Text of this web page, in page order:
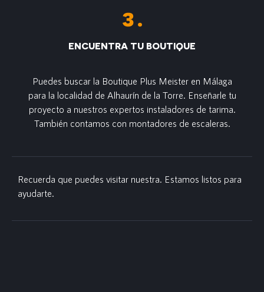
ENCUENTRA TU BOUTIQUE
Puedes buscar la Boutique Plus Meister en Málaga
para la localidad de Alhaurín de la Torre. Enseñarle tu
proyecto a nuestros expertos instaladores de tarima.
También contamos con montadores de escaleras.
Recuerda que puedes visitar nuestra. Estamos listos para
ayudarte.